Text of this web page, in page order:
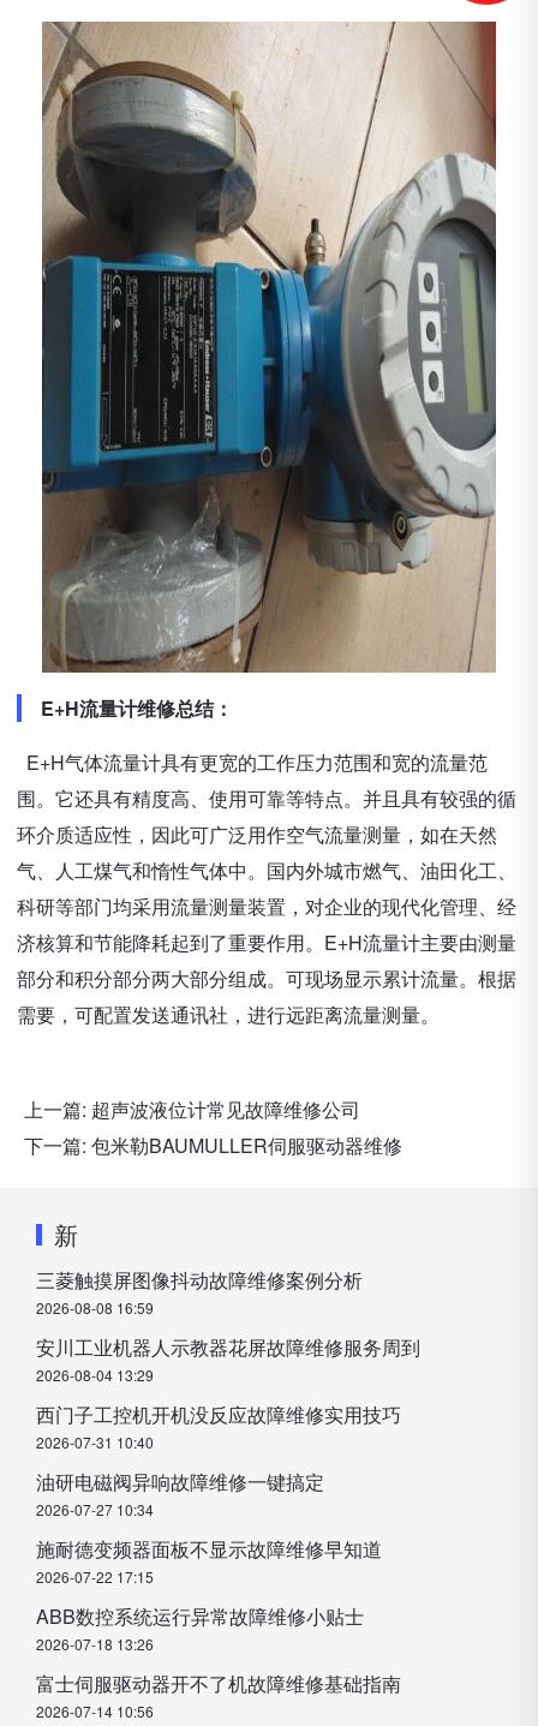
E+H流量计维修总结：
E+H气体流量计具有更宽的工作压力范围和宽的流量范
围。它还具有精度高、使用可靠等特点。并且具有较强的循
环介质适应性，因此可广泛用作空气流量测量，如在天然
气、人工煤气和惰性气体中。国内外城市燃气、油田化工、
科研等部门均采用流量测量装置，对企业的现代化管理、经
济核算和节能降耗起到了重要作用。E+H流量计主要由测量
部分和积分部分两大部分组成。可现场显示累计流量。根据
需要，可配置发送通讯社，进行远距离流量测量。
上一篇: 超声波液位计常见故障维修公司
下一篇: 包米勒BAUMULLER伺服驱动器维修
新
三菱触摸屏图像抖动故障维修案例分析
2026-08-08 16:59
安川工业机器人示教器花屏故障维修服务周到
2026-08-04 13:29
西门子工控机开机没反应故障维修实用技巧
2026-07-31 10:40
油研电磁阀异响故障维修一键搞定
2026-07-27 10:34
施耐德变频器面板不显示故障维修早知道
2026-07-22 17:15
ABB数控系统运行异常故障维修小贴士
2026-07-18 13:26
富士伺服驱动器开不了机故障维修基础指南
2026-07-14 10:56